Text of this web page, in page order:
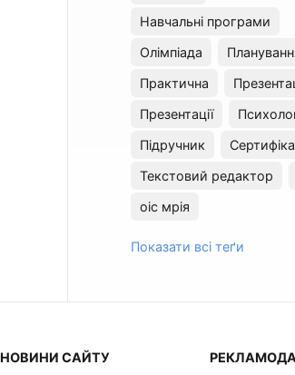
Навчальні програми
Олімпіада
Практична
Презентації
Підручник
Текстовий редактор
оіс мрія
Показати всі теґи
НОВИНИ САЙТУ